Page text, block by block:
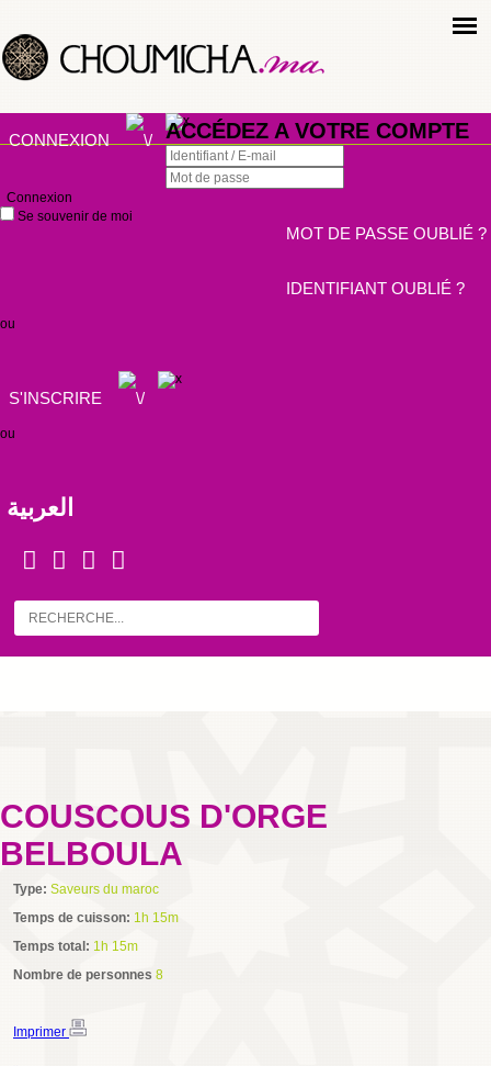
CONNEXION ACCÉDEZ A VOTRE COMPTE
Connexion
Se souvenir de moi
MOT DE PASSE OUBLIÉ ?
IDENTIFIANT OUBLIÉ ?
ou
S'INSCRIRE
ou
العربية
COUSCOUS D'ORGE
BELBOULA
Type: Saveurs du maroc
Temps de cuisson: 1h 15m
Temps total: 1h 15m
Nombre de personnes 8
Imprimer